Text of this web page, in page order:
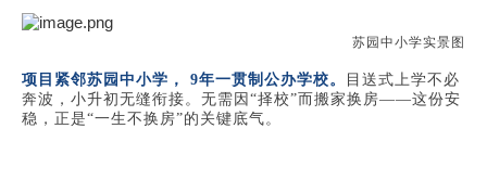
苏园中小学实景图
项目紧邻苏园中小学， 9年一贯制公办学校。
目送式上学不必
奔波，小升初无缝衔接。无需因“择校”而搬家换房——这份安
稳，正是“一生不换房”的关键底气。